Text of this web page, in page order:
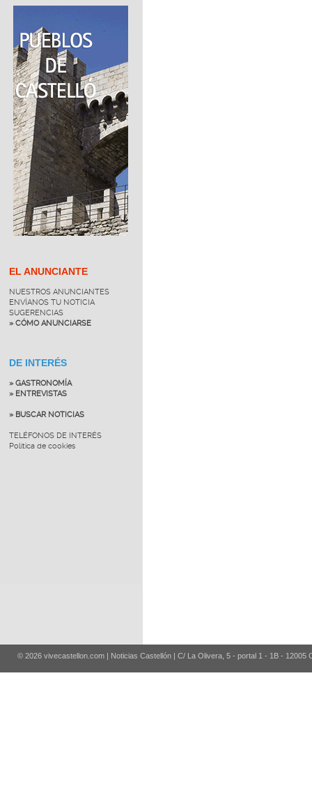
EL ANUNCIANTE
NUESTROS ANUNCIANTES
ENVÍANOS TU NOTICIA
SUGERENCIAS
» CÓMO ANUNCIARSE
DE INTERÉS
» GASTRONOMÍA
» ENTREVISTAS
» BUSCAR NOTICIAS
TELÉFONOS DE INTERÉS
Política de cookies
© 2026 vivecastellon.com | Noticias Castellón | C/ La Olivera, 5 - portal 1 - 1B - 12005